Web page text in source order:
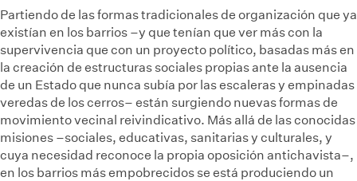
Partiendo de las formas tradicionales de organización que ya
existían en los barrios –y que tenían que ver más con la
supervivencia que con un proyecto político, basadas más en
la creación de estructuras sociales propias ante la ausencia
de un Estado que nunca subía por las escaleras y empinadas
veredas de los cerros– están surgiendo nuevas formas de
movimiento vecinal reivindicativo. Más allá de las conocidas
misiones –sociales, educativas, sanitarias y culturales, y
cuya necesidad reconoce la propia oposición antichavista–,
en los barrios más empobrecidos se está produciendo un